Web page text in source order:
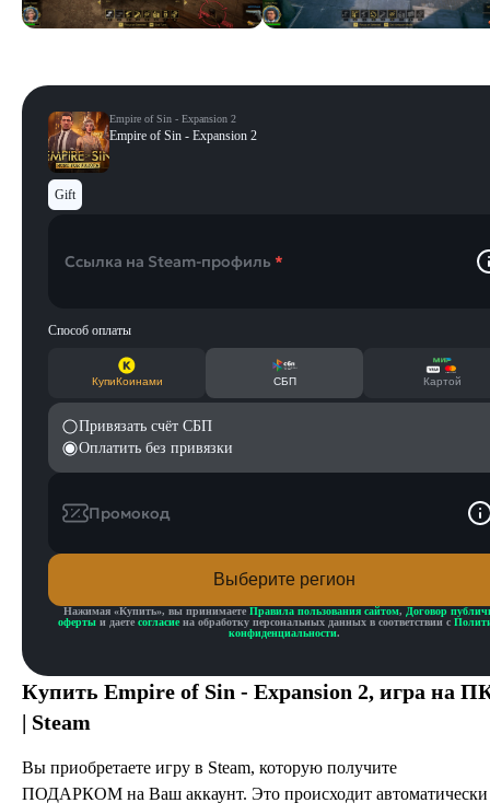
Купить Empire of Sin - Expansion 2, игра на
| Steam
Вы приобретаете игру в Steam, которую получите
ПОДАРКОМ на Ваш аккаунт. Это происходит автоматически
Empire of Sin - Expansion 2
Empire of Sin - Expansion 2
Gift
Ссылка на Steam-профиль *
Способ оплаты
КупиКоинами СБП Картой
Привязать счёт СБП
Оплатить без привязки
Промокод
Выберите регион
Нажимая «Купить», вы принимаете Правила пользования сайтом, Договор
оферты и даете согласие на обработку персональных данных в соответствии с
конфиденциальности.